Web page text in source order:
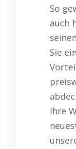
So
auch
Sie
Ihre